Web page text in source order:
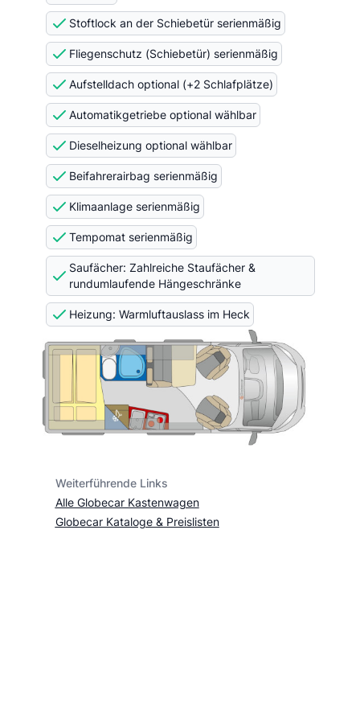
Stoftlock an der Schiebetür serienmäßig
Fliegenschutz (Schiebetür) serienmäßig
Aufstelldach optional (+2 Schlafplätze)
Automatikgetriebe optional wählbar
Dieselheizung optional wählbar
Beifahrerairbag serienmäßig
Klimaanlage serienmäßig
Tempomat serienmäßig
Saufächer: Zahlreiche Staufächer &
rundumlaufende Hängeschränke
Heizung: Warmluftauslass im Heck
Weiterführende Links
Alle Globecar Kastenwagen
Globecar Kataloge & Preislisten